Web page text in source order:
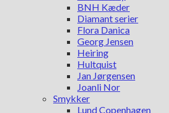
BNH Kæder
Diamant serier
Flora Danica
Georg Jensen
Heiring
Hultquist
Jan Jørgensen
Joanli Nor
Smykker
Lund Copenhagen